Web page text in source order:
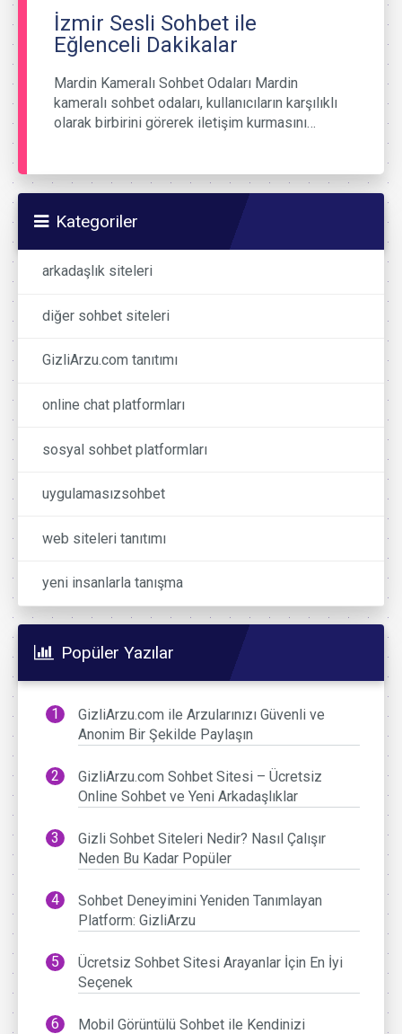
İzmir Sesli Sohbet ile
Eğlenceli Dakikalar
Mardin Kameralı Sohbet Odaları Mardin
kameralı sohbet odaları, kullanıcıların karşılıklı
olarak birbirini görerek iletişim kurmasını…
Kategoriler
arkadaşlık siteleri
diğer sohbet siteleri
GizliArzu.com tanıtımı
online chat platformları
sosyal sohbet platformları
uygulamasızsohbet
web siteleri tanıtımı
yeni insanlarla tanışma
Popüler Yazılar
GizliArzu.com ile Arzularınızı Güvenli ve
Anonim Bir Şekilde Paylaşın
GizliArzu.com Sohbet Sitesi – Ücretsiz
Online Sohbet ve Yeni Arkadaşlıklar
Gizli Sohbet Siteleri Nedir? Nasıl Çalışır
Neden Bu Kadar Popüler
Sohbet Deneyimini Yeniden Tanımlayan
Platform: GizliArzu
Ücretsiz Sohbet Sitesi Arayanlar İçin En İyi
Seçenek
Mobil Görüntülü Sohbet ile Kendinizi